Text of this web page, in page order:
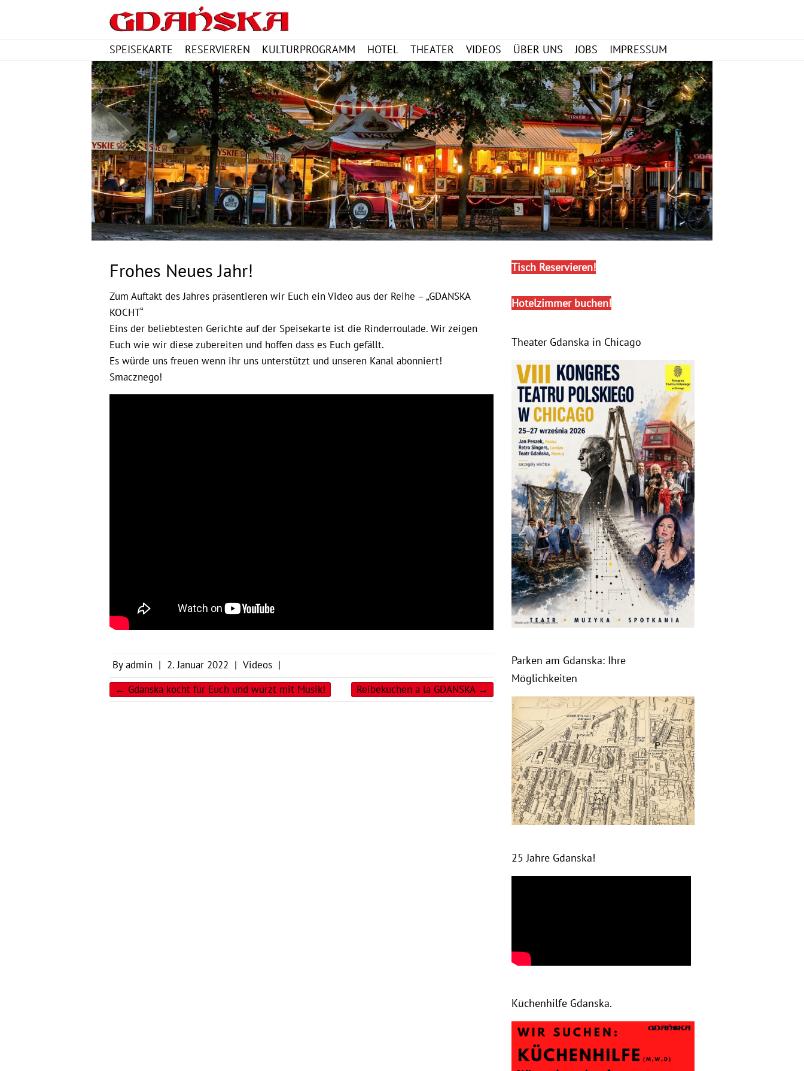
SPEISEKARTE RESERVIEREN KULTURPROGRAMM HOTEL THEATER VIDEOS ÜBER UNS JOBS IMPRESSUM
Frohes Neues Jahr!
Zum Auftakt des Jahres präsentieren wir Euch ein Video aus der Reihe – „GDANSKA
KOCHT“
Eins der beliebtesten Gerichte auf der Speisekarte ist die Rinderroulade. Wir zeigen
Euch wie wir diese zubereiten und hoffen dass es Euch gefällt.
Es würde uns freuen wenn ihr uns unterstützt und unseren Kanal abonniert!
Smacznego!
Byadmin | 2. Januar 2022 | Videos |
← Gdanska kocht für Euch und würzt mit Musik! Reibekuchen a la GDANSKA →
Tisch Reservieren!
Hotelzimmer buchen!
Theater Gdanska in Chicago
Parken am Gdanska: Ihre
Möglichkeiten
25 Jahre Gdanska!
Küchenhilfe Gdanska.